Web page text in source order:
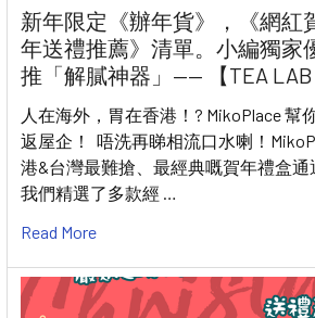
新年限定《辦年貨》，《網紅
年送禮推薦》清單。小編獨家
推「解膩神器」—— 【TEA LAB
人在海外，胃在香港！? MikoPlace 幫
返屋企！ 唔洗再睇相流口水喇！
港&台灣最難搶、最經典嘅賀年禮盒
我們精選了多款經 …
Read More